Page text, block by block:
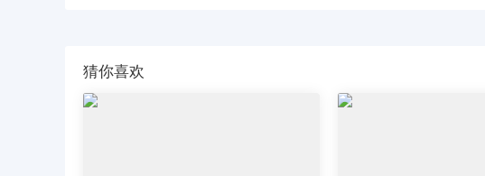
猜你喜欢